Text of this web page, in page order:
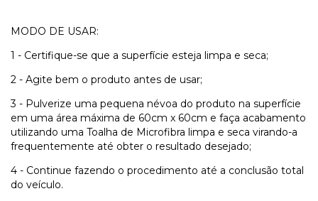
MODO DE USAR:
1 - Certifique-se que a superfície esteja limpa e seca;
2 - Agite bem o produto antes de usar;
3 - Pulverize uma pequena névoa do produto na superfície
em uma área máxima de 60cm x 60cm e faça acabamento
utilizando uma Toalha de Microfibra limpa e seca virando-a
frequentemente até obter o resultado desejado;
4 - Continue fazendo o procedimento até a conclusão total
do veículo.